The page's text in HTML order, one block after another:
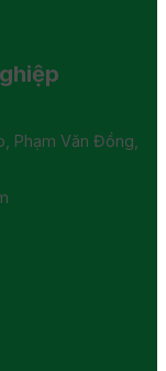
Phạm Văn Đồng,